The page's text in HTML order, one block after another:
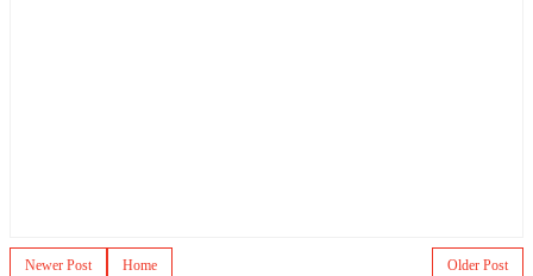
Newer Post Older Post
Home